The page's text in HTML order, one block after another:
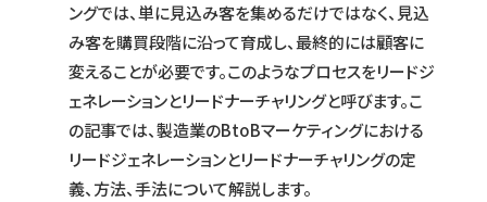
ングでは、単に見込み客を集めるだけではなく、見込
み客を購買段階に沿って育成し、最終的には顧客に
変えることが必要です。このようなプロセスをリードジ
ェネレーションとリードナーチャリングと呼びます。こ
の記事では、製造業のBtoBマーケティングにおける
リードジェネレーションとリードナーチャリングの定
義、方法、手法について解説します。